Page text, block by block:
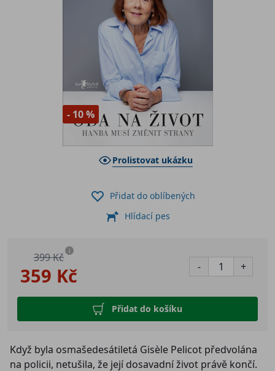
- 10 %
Prolistovat ukázku
359 Kč
399 Kč i
- +
Přidat do košíku
Přidat do oblíbených
Hlídací pes
Když byla osmašedesátiletá Gisèle Pelicot předvolána
na policii, netušila, že její dosavadní život právě končí.